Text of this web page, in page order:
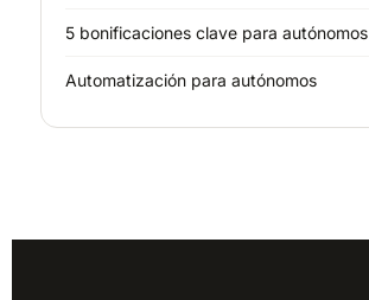
5 bonificaciones clave para autónomos
Automatización para autónomos